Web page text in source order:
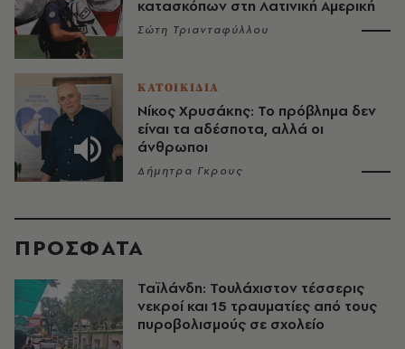
κατασκόπων στη Λατινική Αμερική
Σώτη Τριανταφύλλου
ΚΑΤΟΙΚΙΔΙΑ
Νίκος Χρυσάκης: Το πρόβλημα δεν
είναι τα αδέσποτα, αλλά οι
άνθρωποι
Δήμητρα Γκρους
ΠΡΟΣΦΑΤΑ
Ταϊλάνδη: Τουλάχιστον τέσσερις
νεκροί και 15 τραυματίες από τους
πυροβολισμούς σε σχολείο